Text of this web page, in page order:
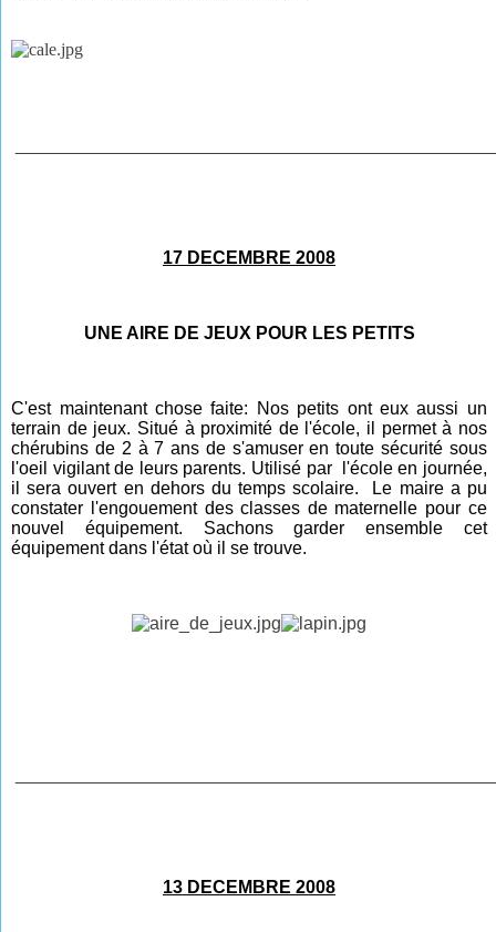
17 DECEMBRE 2008
UNE AIRE DE JEUX POUR LES PETITS
C'est maintenant chose faite: Nos petits ont eux aussi un
terrain de jeux. Situé à proximité de l'école, il permet à nos
chérubins de 2 à 7 ans de s'amuser en toute sécurité sous
l'oeil vigilant de leurs parents. Utilisé par l'école en journée,
il sera ouvert en dehors du temps scolaire. Le maire a pu
constater l'engouement des classes de maternelle pour ce
nouvel équipement. Sachons garder ensemble cet
équipement dans l'état où il se trouve.
13 DECEMBRE 2008